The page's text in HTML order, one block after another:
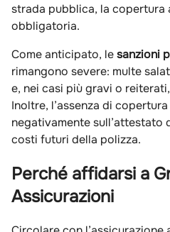
strada pubblica, la copertura
obbligatoria.
Come anticipato, lesanzioni
rimangono severe: multe
e, nei casi più gravi o
Inoltre, l’assenza di
negativamente sull’attestato
costi futuri della polizza.
Perché affidarsi a
Assicurazioni